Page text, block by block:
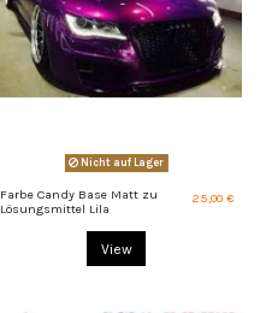
Nicht auf Lager
Farbe Candy Base Matt zu
Lösungsmittel Lila
25,00 €
View